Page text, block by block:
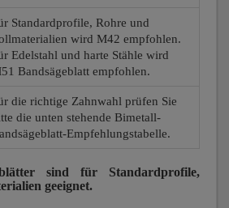
Standardprofile, Rohre und
wird M42 empfohlen.
Edelstahl und harte Stähle wird
Bandsägeblatt empfohlen.
die richtige Zahnwahl prüfen Sie
die unten stehende Bimetall-
Empfehlungstabelle.
sind für Standardprofile,
geeignet.